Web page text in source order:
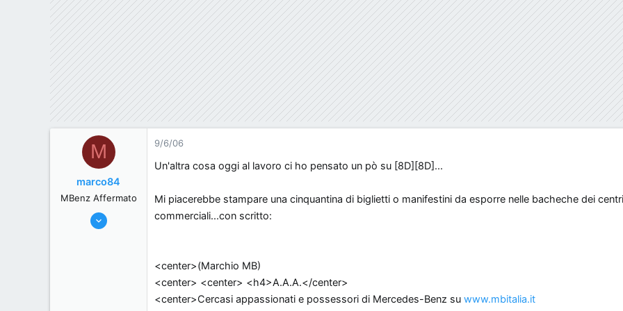
M
marco84
MBenz Affermato
9/6/06
Un'altra cosa oggi al lavoro ci ho pensato un pò su [8D][8D]...
Mi piacerebbe stampare una cinquantina di biglietti o manifestini da esporre nelle bacheche dei centri
commerciali...con scritto:
<center>(Marchio MB)
<center> <center> <h4>A.A.A.</center>
<center>Cercasi appassionati e possessori di Mercedes-Benz su www.mbitalia.it